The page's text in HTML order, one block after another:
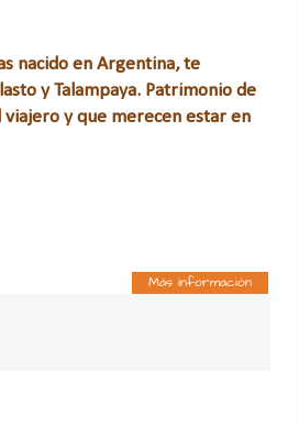
nacido en Argentina, te
y Talampaya. Patrimonio de
viajero y que merecen estar en
Más información